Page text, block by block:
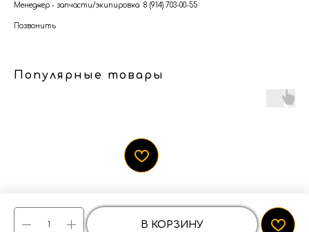
В КОРЗИНУ
Менеджер - запчасти/экипировка 8 (914) 703-00-55
Позвонить
Популярные товары